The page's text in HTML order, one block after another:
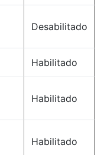
Desabilitado
Habilitado
Habilitado
Habilitado